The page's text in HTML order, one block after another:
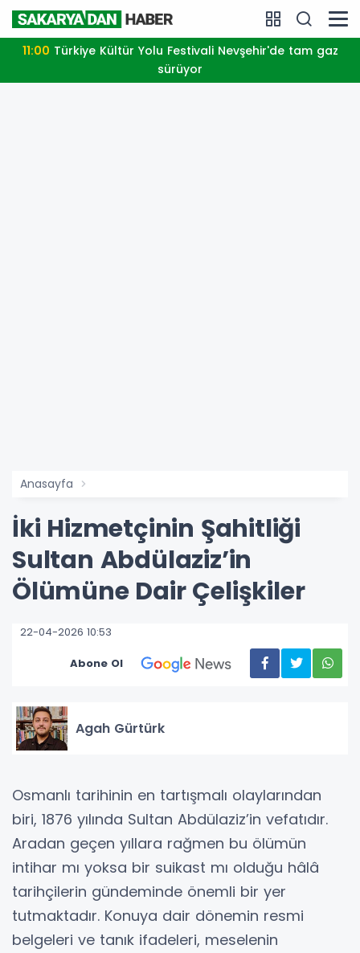
11:00
sürüyor
Anasayfa
İki Hizmetçinin Şahitliği
Sultan Abdülaziz’in
Ölümüne Dair Çelişkiler
22-04-2026 10:53
Abone Ol
Agah Gürtürk
Osmanlı tarihinin en tartışmalı olaylarından
biri, 1876 yılında Sultan Abdülaziz’in vefatıdır.
Aradan geçen yıllara rağmen bu ölümün
intihar mı yoksa bir suikast mı olduğu hâlâ
tarihçilerin gündeminde önemli bir yer
tutmaktadır. Konuya dair dönemin resmi
belgeleri ve tanık ifadeleri, meselenin